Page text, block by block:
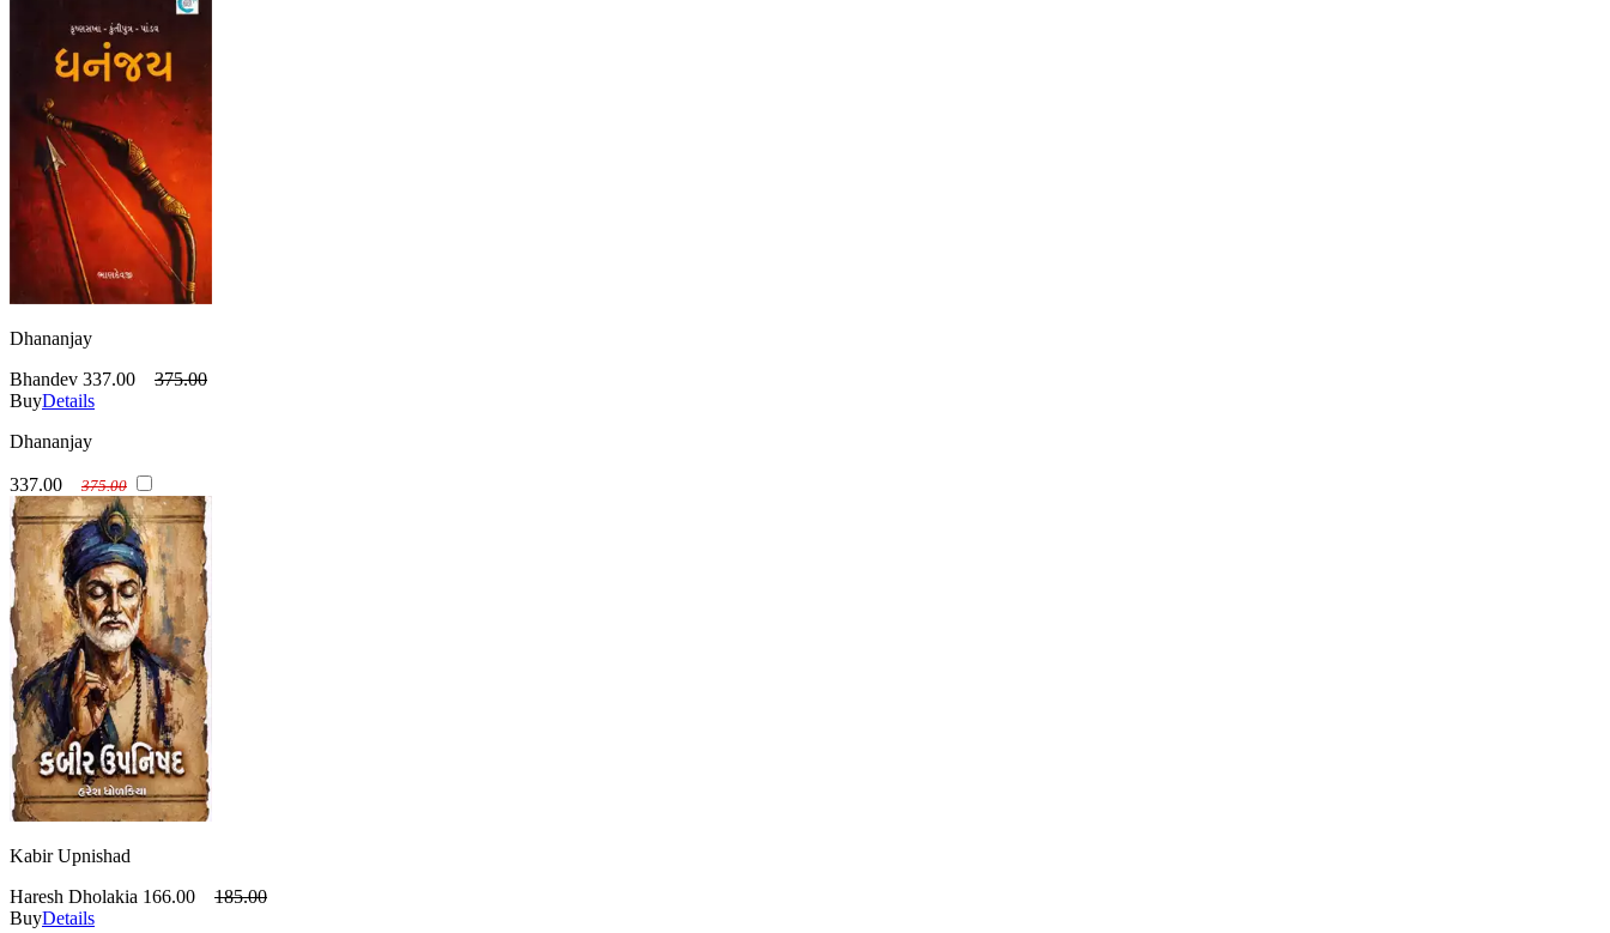
Dhananjay
Bhandev 337.00
375.00
BuyDetails
Dhananjay
337.00 375.00
Kabir Upnishad
Haresh Dholakia 166.00
185.00
BuyDetails